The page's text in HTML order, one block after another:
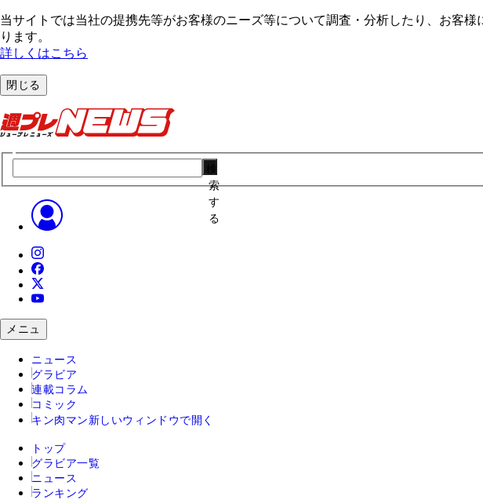
当サイトでは当社の提携先等がお客様のニーズ等について調査・分析したり、お客
ります。
詳しくはこちら
閉じる
索
す
る
メニュ
ニュース
グラビア
連載コラム
コミック
キン肉マン 新しいウィンドウで開く
トップ
グラビア一覧
ニュース
ランキング